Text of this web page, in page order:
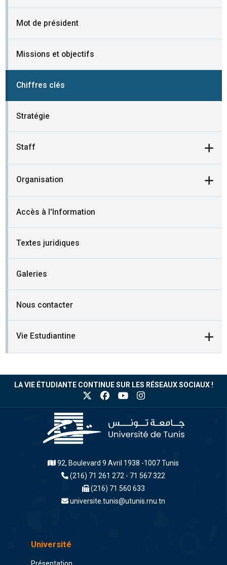
Mot de président
Missions et objectifs
Chiffres clés
Stratégie
Staff
Organisation
Accès à l'Information
Textes juridiques
Galeries
Nous contacter
Vie Estudiantine
LA VIE ÉTUDIANTE CONTINUE SUR LES RÉSEAUX SOCIAUX !
92, Boulevard 9 Avril 1938 -1007 Tunis
(216) 71 261 272 - 71 567 322
(216) 71 560 633
universite.tunis@utunis.rnu.tn
Université